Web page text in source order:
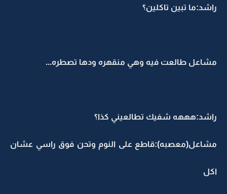
راشد:ما تبين تاكلين؟
مشاعل طالعت فيه وهي منقهره ودها تصطره...
راشد:هههه شفيك تطالعيني كذا؟
مشاعل(معصبه):قاطع على النوم وتحن فوق راسي عشان
اكل